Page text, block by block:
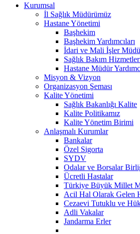
Kurumsal
İl Sağlık Müdürümüz
Hastane Yönetimi
Başhekim
Başhekim Yardımcıları
İdari ve Mali İşler
Sağlık Bakım
Hastane Müdür
Misyon & Vizyon
Organizasyon Şeması
Kalite Yönetimi
Sağlık Bakanlığı Kalite
Kalite Politikamız
Kalite Yönetim Birimi
Anlaşmalı Kurumlar
Bankalar
Özel Sigorta
SYDV
Odalar ve Borsalar
Ücretli Hastalar
Türkiye Büyük Millet
Acil Hal Olarak Gelen
Cezaevi Tutuklu ve
Adli Vakalar
Jandarma Erler